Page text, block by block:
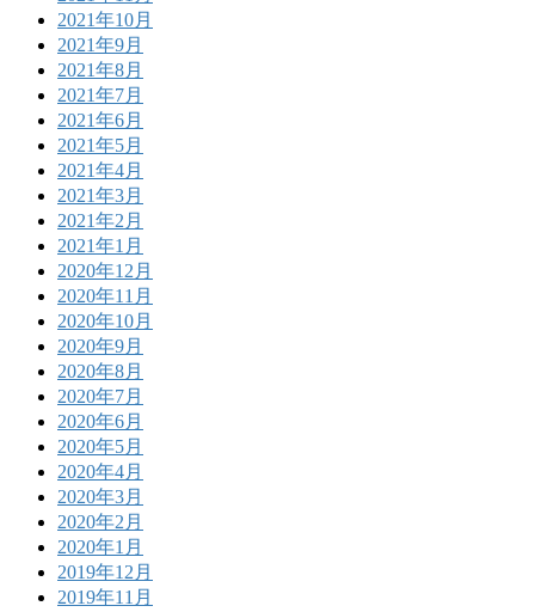
2021年10月
2021年9月
2021年8月
2021年7月
2021年6月
2021年5月
2021年4月
2021年3月
2021年2月
2021年1月
2020年12月
2020年11月
2020年10月
2020年9月
2020年8月
2020年7月
2020年6月
2020年5月
2020年4月
2020年3月
2020年2月
2020年1月
2019年12月
2019年11月